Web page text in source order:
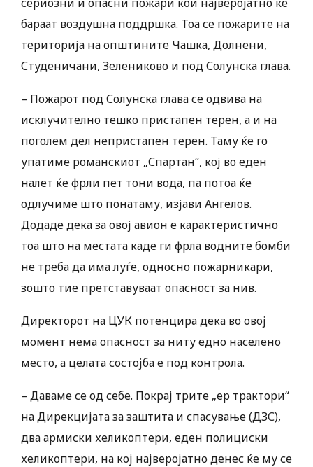
бараат воздушна поддршка. Тоа се пожарите на
територија на општините Чашка, Долнени,
Студеничани, Зелениково и под Солунска глава.
– Пожарот под Солунска глава се одвива на
исклучително тешко пристапен терен, а и на
поголем дел непристапен терен. Таму ќе го
упатиме романскиот „Спартан“, кој во еден
налет ќе фрли пет тони вода, па потоа ќе
одлучиме што понатаму, изјави Ангелов.
Додаде дека за овој авион е карактеристично
тоа што на местата каде ги фрла водните бомби
не треба да има луѓе, односно пожарникари,
зошто тие претставуваат опасност за нив.
Директорот на ЦУК потенцира дека во овој
момент нема опасност за ниту едно населено
место, а целата состојба е под контрола.
– Даваме се од себе. Покрај трите „ер трактори“
на Дирекцијата за заштита и спасување (ДЗС),
два армиски хеликоптери, еден полициски
хеликоптери, на кој најверојатно денес ќе му се